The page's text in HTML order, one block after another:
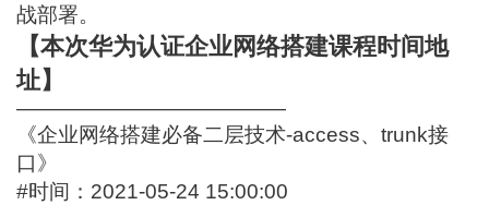
战部署。
【本次华为认证企业网络搭建课程时间地
址】
—————————————
《企业网络搭建必备二层技术-access、trunk接
口》
#时间：2021-05-24 15:00:00